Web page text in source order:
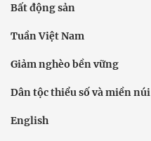
Bất động sản
Tuần Việt Nam
Giảm nghèo bền vững
Dân tộc thiểu số và miền núi
English